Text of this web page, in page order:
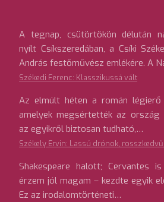
A tegnap, csütörtökön délután
nyílt Csíkszeredában, a Csíki
András festőművész emlékére. A
Székedi Ferenc: Klasszikussá vált
Az elmúlt héten a román
amelyek megsértették az ország
az egyikről biztosan tudható,…
Székely Ervin: Lassú drónok,
Shakespeare halott; Cervantes
érzem jól magam – kezdte egyik
Ez az irodalomtörténeti…